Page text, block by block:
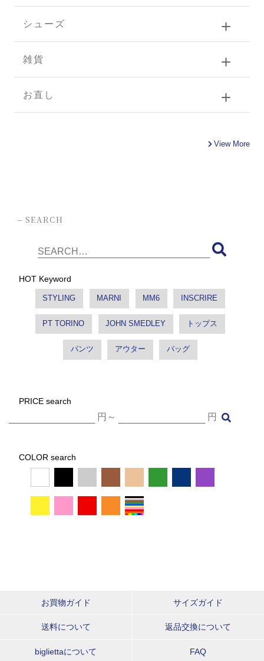
シューズ
雑貨
お直し
View More
-SEARCH
HOT Keyword
STYLING MARNI MM6 INSCRIRE
PT TORINO JOHN SMEDLEY トップス
パンツ アウター バッグ
PRICE search
円～ 円
COLOR search
お買物ガイド サイズガイド
送料について 返品交換について
bigliettaについて FAQ